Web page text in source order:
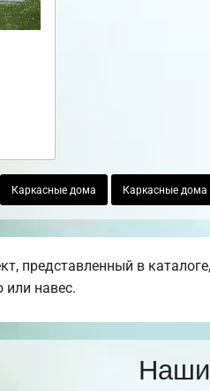
Каркасные дома Каркасные дома
представленный в
или навес.